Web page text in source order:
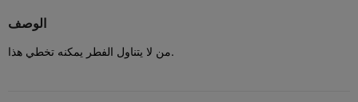
الوصف
من لا يتناول الفطر يمكنه تخطي هذا.